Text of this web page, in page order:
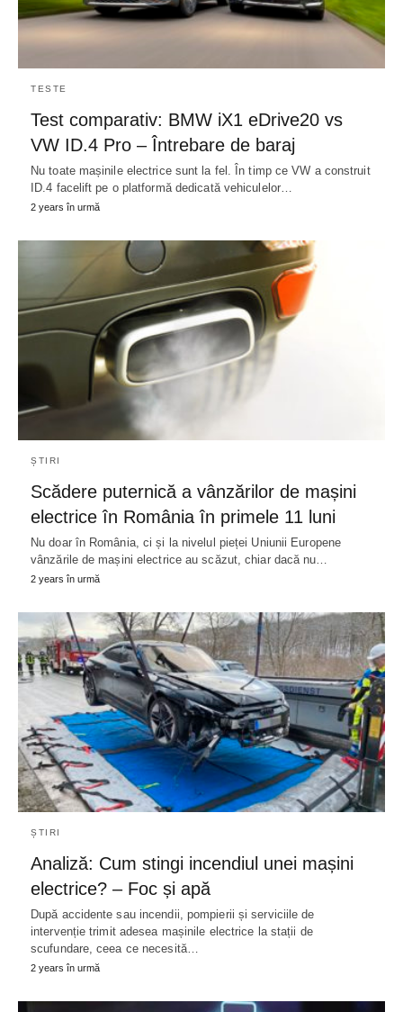
TESTE
Test comparativ: BMW iX1 eDrive20 vs
VW ID.4 Pro – Întrebare de baraj
Nu toate mașinile electrice sunt la fel. În timp ce VW a construit
ID.4 facelift pe o platformă dedicată vehiculelor…
2 years în urmă
ȘTIRI
Scădere puternică a vânzărilor de mașini
electrice în România în primele 11 luni
Nu doar în România, ci și la nivelul pieței Uniunii Europene
vânzările de mașini electrice au scăzut, chiar dacă nu…
2 years în urmă
ȘTIRI
Analiză: Cum stingi incendiul unei mașini
electrice? – Foc și apă
După accidente sau incendii, pompierii și serviciile de
intervenție trimit adesea mașinile electrice la stații de
scufundare, ceea ce necesită…
2 years în urmă